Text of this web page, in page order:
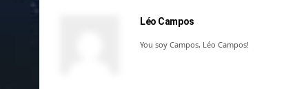
Léo Campos
You soy Campos, Léo Campos!